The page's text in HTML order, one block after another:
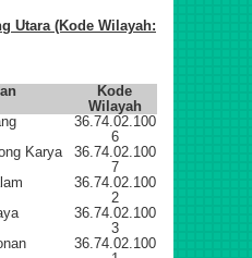
Utara (Kode Wilayah:
Kode
Wilayah
36.74.02.100
6
Karya
36.74.02.100
7
36.74.02.100
2
36.74.02.100
3
36.74.02.100